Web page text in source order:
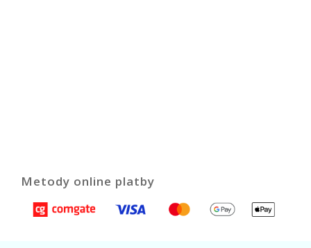
Metody online platby